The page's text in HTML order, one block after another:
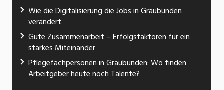
Wie die Digitalisierung die Jobs in Graubünden
verändert
Gute Zusammenarbeit – Erfolgsfaktoren für ein
starkes Miteinander
Pflegefachpersonen in Graubünden: Wo finden
Arbeitgeber heute noch Talente?